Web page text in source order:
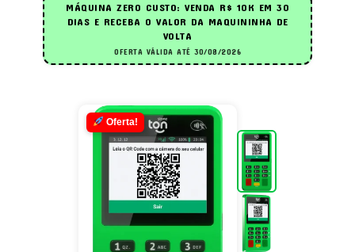
MÁQUINA ZERO CUSTO: VENDA R$ 10K EM 30
DIAS E RECEBA O VALOR DA MAQUININHA DE
VOLTA
OFERTA VÁLIDA ATÉ 30/08/2026
Oferta!